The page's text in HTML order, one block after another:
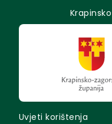
Uvjeti korištenja